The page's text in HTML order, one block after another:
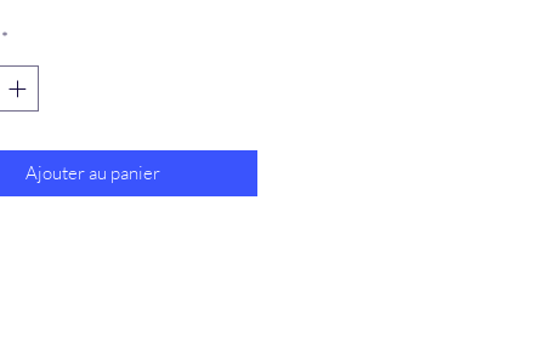
*
Ajouter au panier